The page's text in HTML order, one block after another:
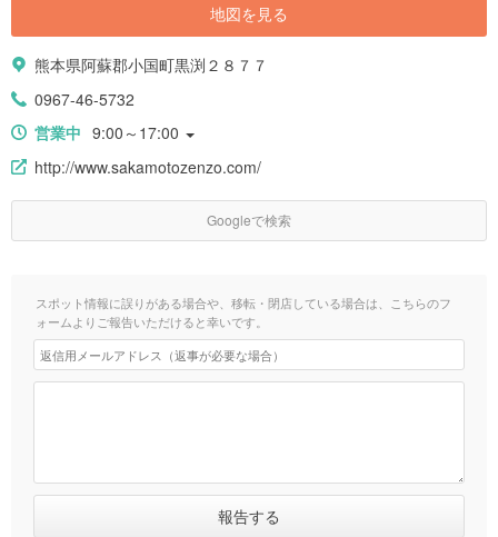
地図を見る
熊本県阿蘇郡小国町黒渕２８７７
0967-46-5732
営業中 9:00～17:00
http://www.sakamotozenzo.com/
Googleで検索
スポット情報に誤りがある場合や、移転・閉店している場合は、こちらのフ
ォームよりご報告いただけると幸いです。